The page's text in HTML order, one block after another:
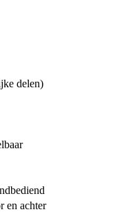
delen)
en achter